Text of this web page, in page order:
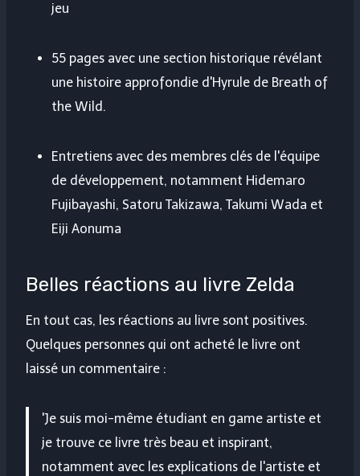
jeu
55 pages avec une section historique révélant
une histoire approfondie d'Hyrule de Breath of
the Wild.
Entretiens avec des membres clés de l'équipe
de développement, notamment Hidemaro
Fujibayashi, Satoru Takizawa, Takumi Wada et
Eiji Aonuma
Belles réactions au livre Zelda
En tout cas, les réactions au livre sont positives.
Quelques personnes qui ont acheté le livre ont
laissé un commentaire :
'Je suis moi-même étudiant en game artiste et
je trouve ce livre très beau et inspirant,
notamment avec les explications de l'artiste et